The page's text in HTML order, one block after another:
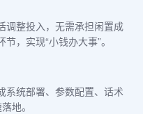
调整投入，无需承担闲置成
，实现“小钱办大事”。
系统部署、参数配置、话术
地。